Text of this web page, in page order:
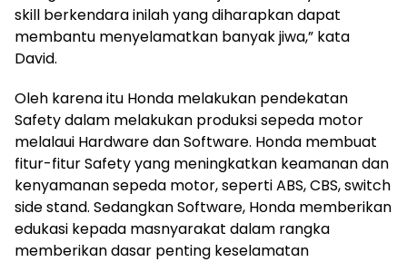
skill berkendara inilah yang diharapkan dapat
membantu menyelamatkan banyak jiwa,” kata
David.
Oleh karena itu Honda melakukan pendekatan
Safety dalam melakukan produksi sepeda motor
melalaui Hardware dan Software. Honda membuat
fitur-fitur Safety yang meningkatkan keamanan dan
kenyamanan sepeda motor, seperti ABS, CBS, switch
side stand. Sedangkan Software, Honda memberikan
edukasi kepada masnyarakat dalam rangka
memberikan dasar penting keselamatan